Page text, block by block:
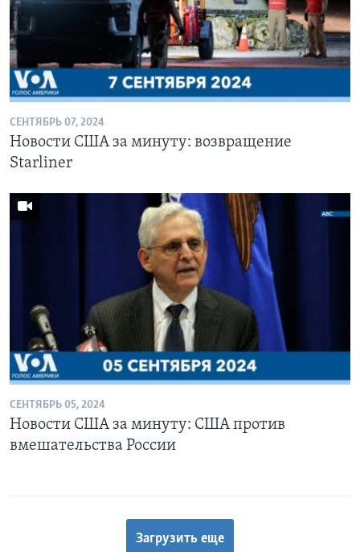
СЕНТЯБРЬ 07, 2024
Новости США за минуту: возвращение
Starliner
СЕНТЯБРЬ 05, 2024
Новости США за минуту: США против
вмешательства России
Загрузить еще